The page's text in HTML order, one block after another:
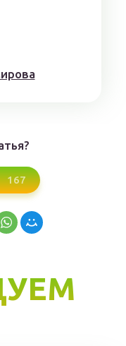
167